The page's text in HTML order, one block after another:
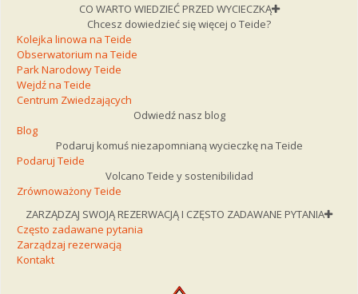
CO WARTO WIEDZIEĆ PRZED WYCIECZKĄ
Chcesz dowiedzieć się więcej o Teide?
Kolejka linowa na Teide
Obserwatorium na Teide
Park Narodowy Teide
Wejdź na Teide
Centrum Zwiedzających
Odwiedź nasz blog
Blog
Podaruj komuś niezapomnianą wycieczkę na Teide
Podaruj Teide
Volcano Teide y sostenibilidad
Zrównoważony Teide
ZARZĄDZAJ SWOJĄ REZERWACJĄ I CZĘSTO ZADAWANE PYTANIA
Często zadawane pytania
Zarządzaj rezerwacją
Kontakt